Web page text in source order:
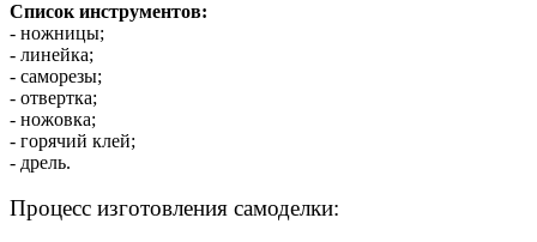
Список инструментов:
- ножницы;
- линейка;
- саморезы;
- отвертка;
- ножовка;
- горячий клей;
- дрель.
Процесс изготовления самоделки: